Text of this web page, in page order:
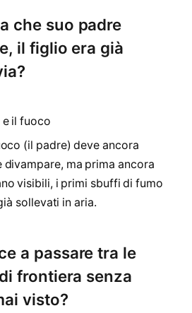
che suo padre
il figlio era già
e il fuoco
(il padre) deve ancora
divampare, ma prima ancora
visibili, i primi sbuffi di fumo
sollevati in aria.
a passare tra le
frontiera senza
visto?